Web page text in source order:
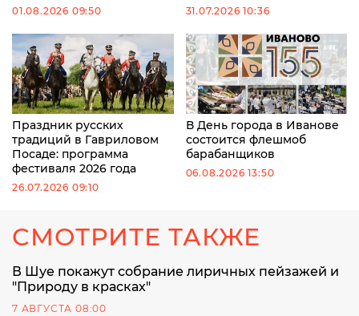
01.08.2026 09:50 31.07.2026 10:36
Праздник русских
традиций в Гавриловом
Посаде: программа
фестиваля 2026 года
26.07.2026 09:10
В День города в Иванове
состоится флешмоб
барабанщиков
06.08.2026 13:50
СМОТРИТЕ ТАКЖЕ
В Шуе покажут собрание лиричных пейзажей и
"Природу в красках"
7 АВГУСТА 08:00